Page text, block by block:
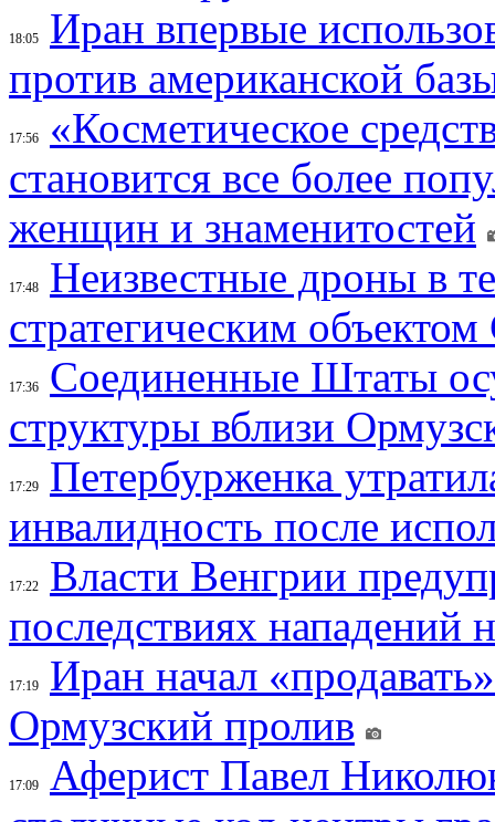
18:05
Иран впервые
против американской
17:56
«Косметическое
становится все более
женщин и знаменитостей
17:48
Неизвестные дроны в
стратегическим
17:36
Соединенные Штаты
структуры вблизи
17:29
Петербурженка
инвалидность после
17:22
Власти Венгрии
последствиях нападений
17:19
Иран начал
Ормузский пролив
17:09
Аферист Павел